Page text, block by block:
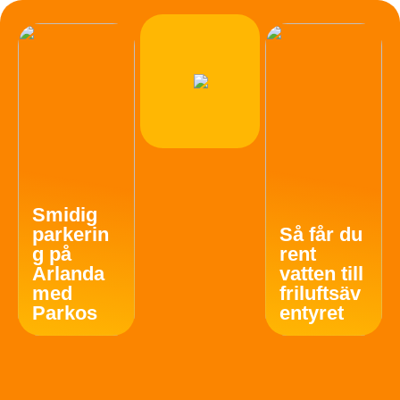
Smidig
parkerin
g på
Arlanda
med
Parkos
Så får du
rent
vatten till
friluftsäv
entyret